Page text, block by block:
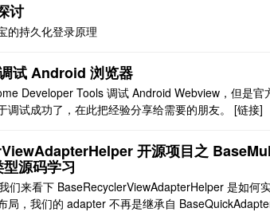
讨
的持久化登录原理
试 Android 浏览器
Developer Tools 调试 Android Webview，但是官
调试成功了，在此把经验分享给需要的朋友。 [链接]
开源项目之
源码学习
们来看下 BaseRecyclerViewAdapterHelper 是如何
局，我们的 adapter 不再是继承自